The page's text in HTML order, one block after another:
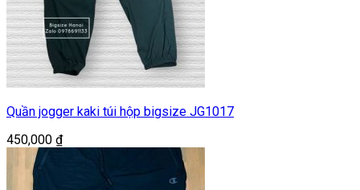
Quần jogger kaki túi hộp bigsize JG1017
450,000 ₫